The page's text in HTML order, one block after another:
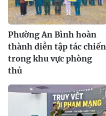
Phường An Bình hoàn
thành diễn tập tác chiến
trong khu vực phòng
thủ